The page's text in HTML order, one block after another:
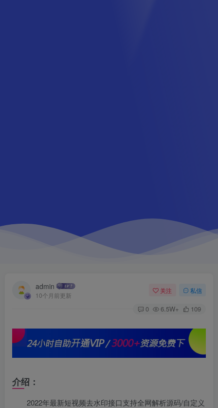
admin
10个月前更新
关注 私信
0 6.5W+ 109
介绍：
2022年最新短视频去水印接口支持全网解析源码/自定义